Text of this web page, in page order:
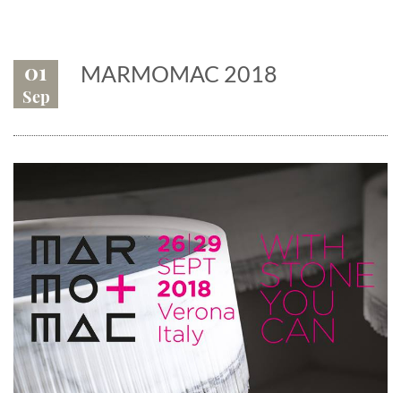
01
Sep
MARMOMAC 2018